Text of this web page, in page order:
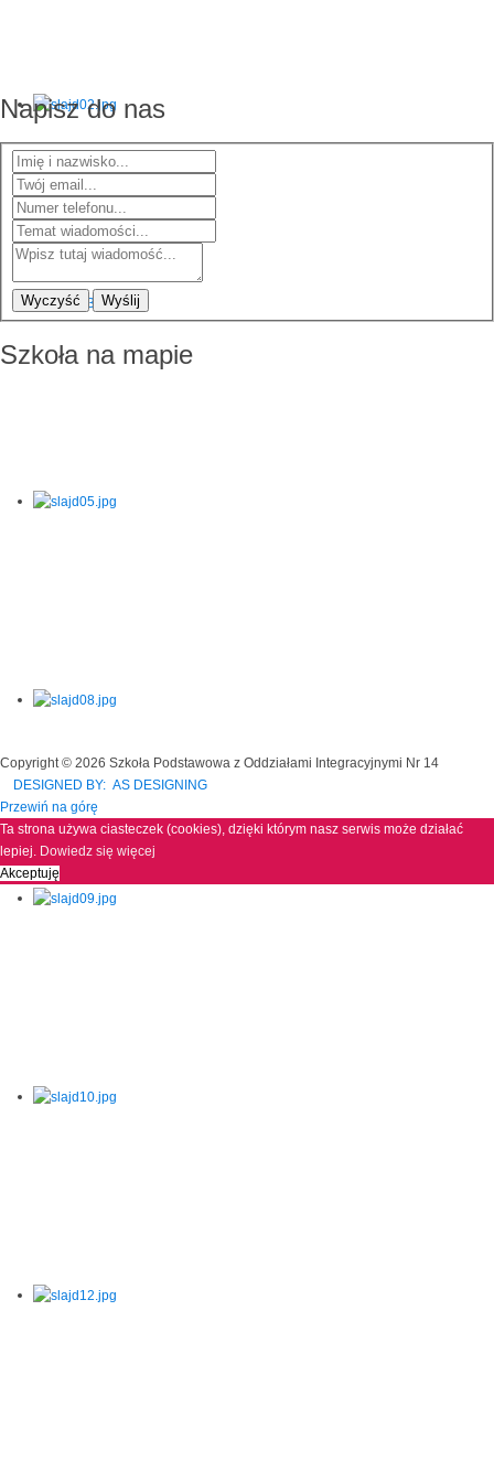
Napisz do nas
Wyczyść Wyślij
Szkoła na mapie
Copyright © 2026 Szkoła Podstawowa z Oddziałami Integracyjnymi Nr 14
DESIGNED BY: AS DESIGNING
Przewiń na górę
Ta strona używa ciasteczek (cookies), dzięki którym nasz serwis może działać
lepiej. Dowiedz się więcej
Akceptuję